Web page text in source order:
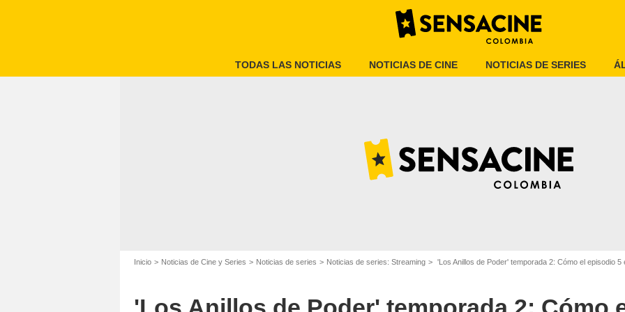
TODAS LAS NOTICIAS NOTICIAS DE CINE NOTICIAS DE SERIES
Inicio Noticias de Cine y Series Noticias de series Noticias de series: Streaming 'Los Anillos de Poder' temporada 2: Cómo el episodio 5 establece uno